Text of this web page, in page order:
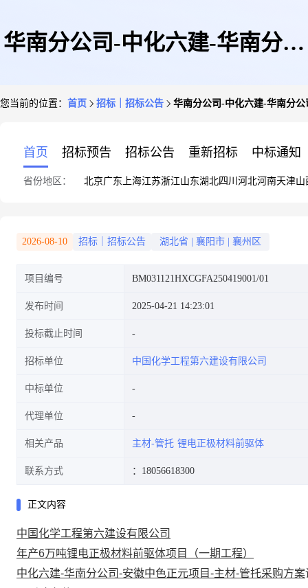
华南分公司-中化六建-华南分公
您当前的位置： 首页 招标｜招标公告 华南分公司-中化六建-华南分
首页 招标预告 招标公告 重新招标 中标通知
省份地区： 北京广东 上海江苏浙江山东湖北四川 河北河南天津山
2026-08-10 招标｜招标公告 湖北省 襄阳市 襄州区
项目编号 BM031121HXCGFA250419001/01
发布时间 2025-04-21 14:23:01
投标截止时间
招标单位 中国化学工程第六建设有限公司
中标单位
代理单位
相关产品 主材-管托 锂电正极材料前驱体
联系方式 ：18056618300
正文内容
中国化学工程第六建设有限公司
年产6万吨锂电正极材料前驱体项目（一期工程）
中化六建-华南分公司-安徽中色正元项目-主材-管托采购方案